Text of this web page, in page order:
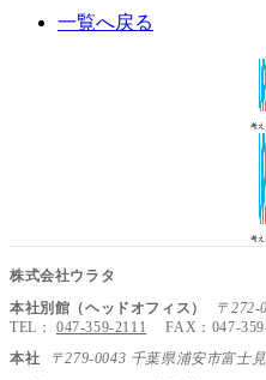
一覧へ戻る
考え
考え
株式会社ウラタ
本社別館（ヘッドオフィス）
〒272-
TEL： 047-359-2111 FAX：047-
本社
〒279-0043 千葉県浦安市富士